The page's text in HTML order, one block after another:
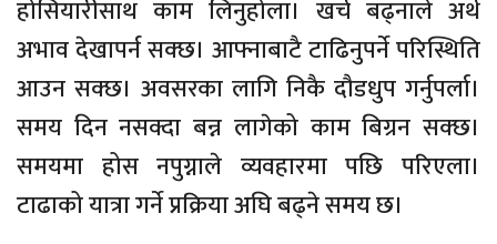
होसियारीसाथ काम लिनुहोला। खर्च बढ्नाले अर्थ
अभाव देखापर्न सक्छ। आफ्नाबाटै टाढिनुपर्ने परिस्थिति
आउन सक्छ। अवसरका लागि निकै दौडधुप गर्नुपर्ला।
समय दिन नसक्दा बन्न लागेको काम बिग्रन सक्छ।
समयमा होस नपुग्नाले व्यवहारमा पछि परिएला।
टाढाको यात्रा गर्ने प्रक्रिया अघि बढ्ने समय छ।